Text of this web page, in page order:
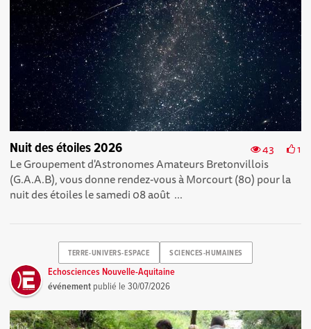
43 1
Nuit des étoiles 2026
Le Groupement d'Astronomes Amateurs Bretonvillois
(G.A.A.B), vous donne rendez-vous à Morcourt (80) pour la
nuit des étoiles le samedi 08 août ...
TERRE-UNIVERS-ESPACE SCIENCES-HUMAINES
Echosciences Nouvelle-Aquitaine
événement publié le30/07/2026